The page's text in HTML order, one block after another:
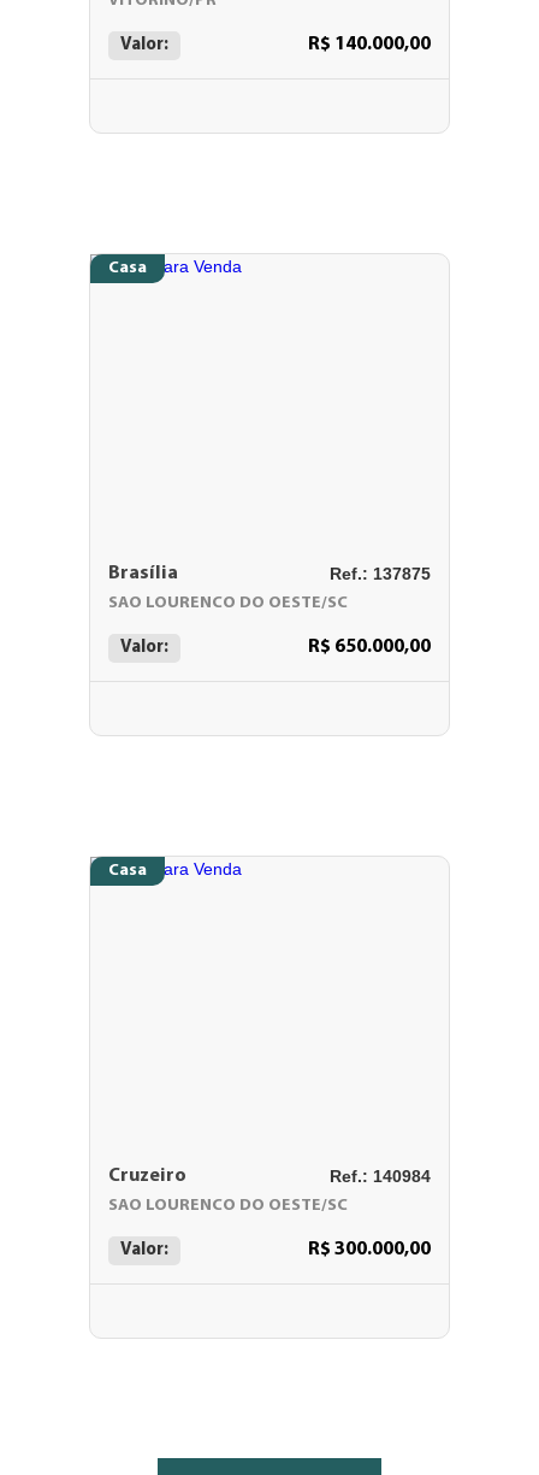
Valor: R$ 140.000,00
Casa
Brasília Ref.: 137875
SAO LOURENCO DO OESTE/SC
Valor: R$ 650.000,00
Casa
Cruzeiro Ref.: 140984
SAO LOURENCO DO OESTE/SC
Valor: R$ 300.000,00